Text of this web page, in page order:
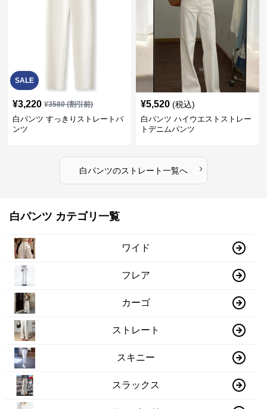
SALE
¥3,220 ¥3580(割引前)
白パンツ すっきりストレートパ
ンツ
¥5,520 (税込)
白パンツ ハイウエストストレー
トデニムパンツ
白パンツのストレート一覧へ ›
白パンツ カテゴリ一覧
ワイド
フレア
カーゴ
ストレート
スキニー
スラックス